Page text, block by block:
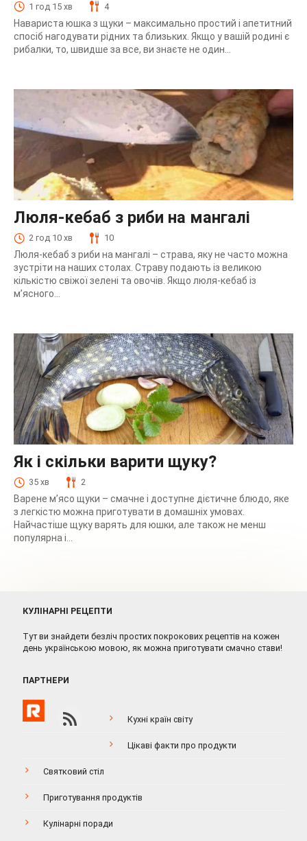
1 год 15 хв 4
Навариста юшка з щуки – максимально простий і апетитний
спосіб нагодувати рідних та близьких. Якщо у вашій родині є
рибалки, то, швидше за все, ви знаєте не один...
Люля-кебаб з риби на мангалі
2 год 10 хв 10
Люля-кебаб з риби на мангалі – страва, яку не часто можна
зустріти на наших столах. Страву подають із великою
кількістю свіжої зелені та овочів. Якщо люля-кебаб із
м’ясного...
Як і скільки варити щуку?
35 хв 2
Варене м’ясо щуки – смачне і доступне дієтичне блюдо, яке
з легкістю можна приготувати в домашніх умовах.
Найчастіше щуку варять для юшки, але також не менш
популярна і...
КУЛІНАРНІ РЕЦЕПТИ
Тут ви знайдети безліч простих покрокових рецептів на кожен
день українською мовою, як можна приготувати смачно стави!
ПАРТНЕРИ
Кухні країн світу
Цікаві факти про продукти
Святковий стіл
Приготування продуктів
Кулінарні поради